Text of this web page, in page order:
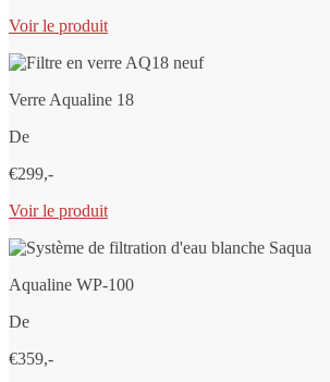
Voir le produit
Verre Aqualine 18
De
€299,-
Voir le produit
Aqualine WP-100
De
€359,-